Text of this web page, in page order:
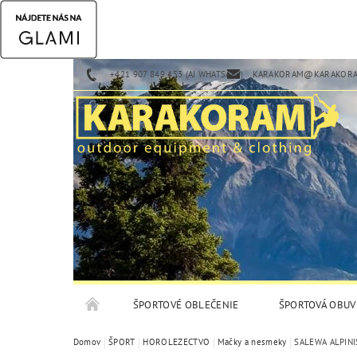
+421 907 849 453 (AJ WHATSAPP)
ŠPORTOVÉ OBLEČENIE ŠPORTOVÁ OBUV
Domov ŠPORT HOROLEZECTVO Mačky a nesmeky SALEWA